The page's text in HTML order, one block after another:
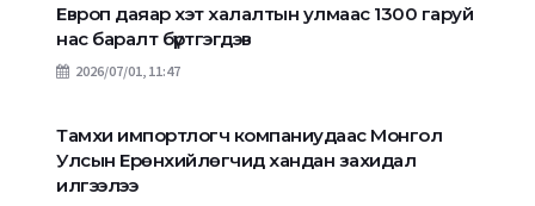
Европ даяар хэт халалтын улмаас 1300 гаруй
нас баралт бүртгэгдэв
2026/07/01, 11:47
Тамхи импортлогч компаниудаас Монгол
Улсын Ерөнхийлөгчид хандан захидал
илгээлээ